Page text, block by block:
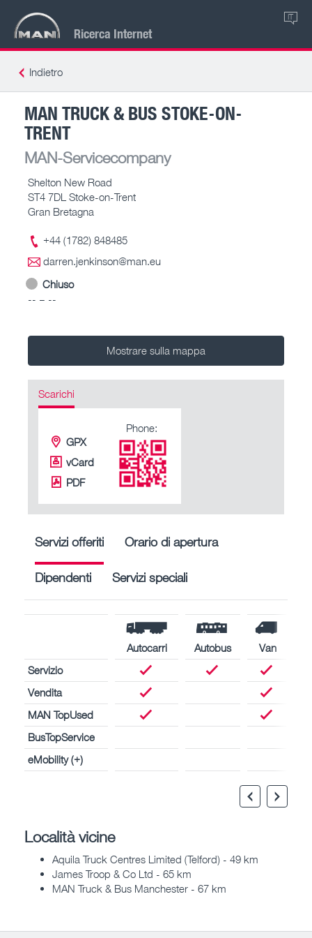
Ricerca Internet
IT
Indietro
MAN TRUCK & BUS STOKE-ON-
TRENT
MAN-Servicecompany
Shelton New Road
ST4 7DL Stoke-on-Trent
Gran Bretagna
+44 (1782) 848485
darren.jenkinson@man.eu
Chiuso
-- – --
Mostrare sulla mappa
Scarichi
GPX
vCard
PDF
Phone:
Servizi offeriti Orario di apertura
Dipendenti Servizi speciali
Autocarri Autobus
Van
Servizio
Vendita
MAN TopUsed
BusTopService
eMobility (+)
Località vicine
Aquila Truck Centres Limited (Telford) - 49 km
James Troop & Co Ltd - 65 km
MAN Truck & Bus Manchester - 67 km